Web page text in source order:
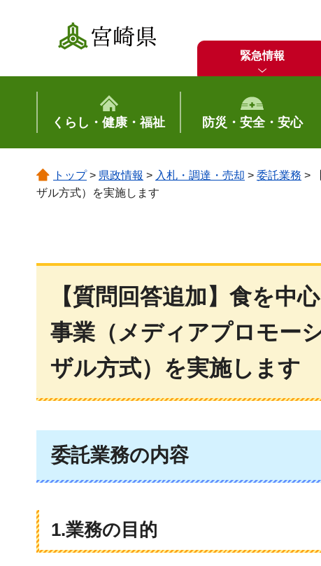
宮崎県
緊急情報
くらし・健康・福祉 防災・安全・安心
トップ> 県政情報 > 入札・調達・売却 > 委託業務 >
ザル方式）を実施します
【質問回答追加】食を中
事業（メディアプロモー
ザル方式）を実施します
委託業務の内容
1.業務の目的